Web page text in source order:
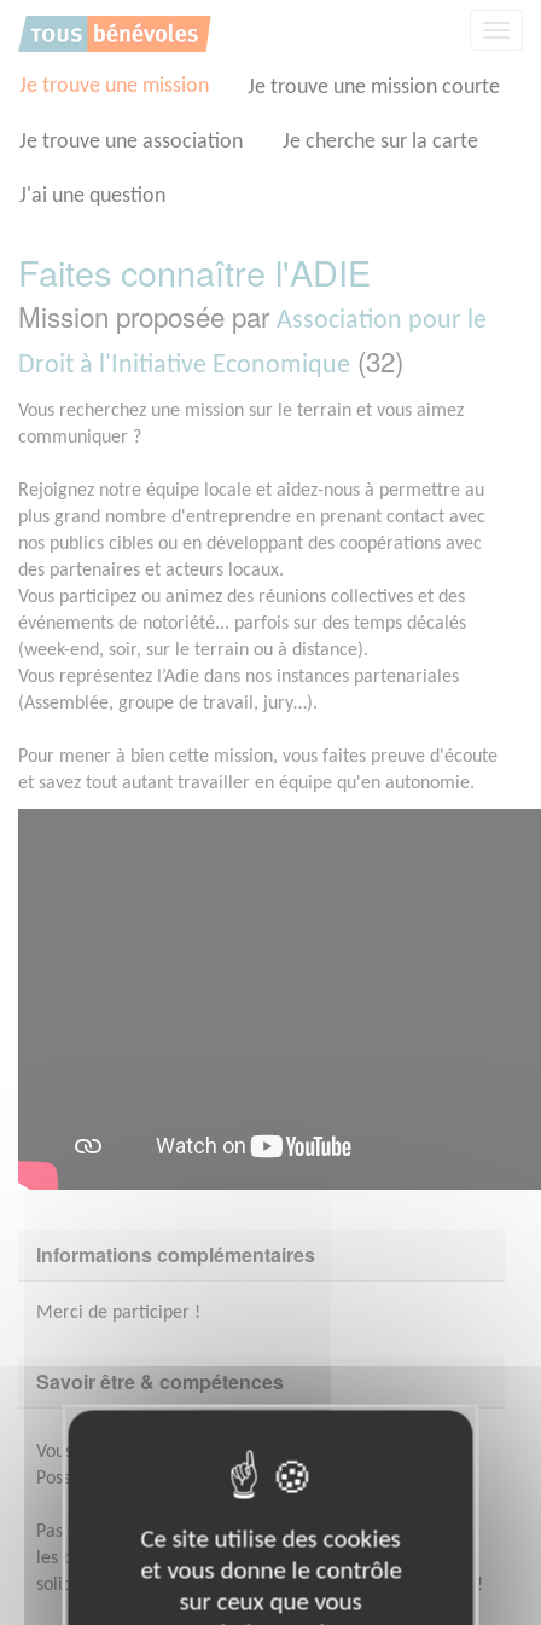
Je trouve une mission Je trouve une mission courte
Je trouve une association Je cherche sur la carte
J'ai une question
Faites connaître l'ADIE
Mission proposée par Association pour le
Droit à l'Initiative Economique (32)
Vous recherchez une mission sur le terrain et vous aimez
communiquer ?
Rejoignez notre équipe locale et aidez-nous à permettre au
plus grand nombre d'entreprendre en prenant contact avec
nos publics cibles ou en développant des coopérations avec
des partenaires et acteurs locaux.
Vous participez ou animez des réunions collectives et des
événements de notoriété... parfois sur des temps décalés
(week-end, soir, sur le terrain ou à distance).
Vous représentez l’Adie dans nos instances partenariales
(Assemblée, groupe de travail, jury…).
Pour mener à bien cette mission, vous faites preuve d'écoute
et savez tout autant travailler en équipe qu'en autonomie.
Informations complémentaires
Merci de participer !
Savoir être & compétences
Vous êtes à l'aise avec l'informatique
Possibilité de réaliser la mission en binôme.
Pas de stress, nous accompagnons et formons toujours
les bénévoles à leur nouvelle mission. Chez nous la
solidarité et la convivialité sont de mise, on vous attend !
Panneau de gestion des cookies
Ce site utilise des cookies
et vous donne le contrôle
sur ceux que vous